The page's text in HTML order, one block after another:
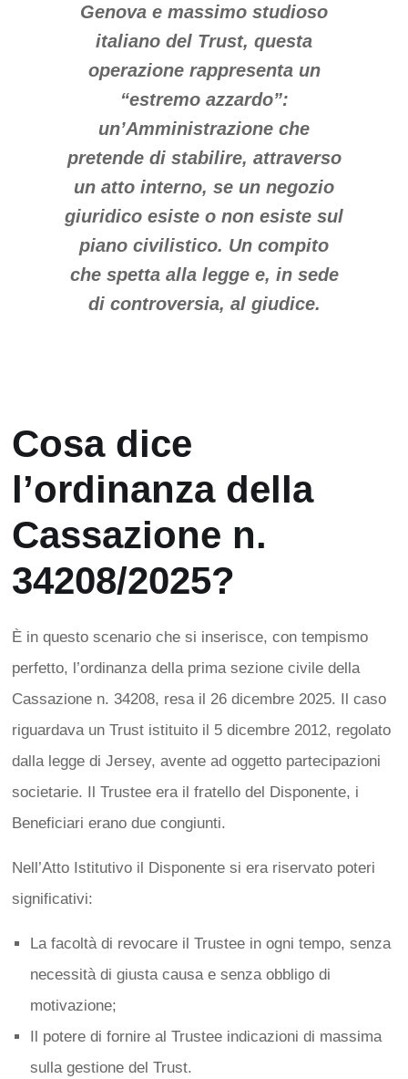
Genova e massimo studioso
italiano del Trust, questa
operazione rappresenta un
“estremo azzardo”:
un’Amministrazione che
pretende di stabilire, attraverso
un atto interno, se un negozio
giuridico esiste o non esiste sul
piano civilistico. Un compito
che spetta alla legge e, in sede
di controversia, al giudice.
Cosa dice
l’ordinanza della
Cassazione n.
34208/2025?
È in questo scenario che si inserisce, con tempismo
perfetto, l’ordinanza della prima sezione civile della
Cassazione n. 34208, resa il 26 dicembre 2025. Il caso
riguardava un Trust istituito il 5 dicembre 2012, regolato
dalla legge di Jersey, avente ad oggetto partecipazioni
societarie. Il Trustee era il fratello del Disponente, i
Beneficiari erano due congiunti.
Nell’Atto Istitutivo il Disponente si era riservato poteri
significativi:
La facoltà di revocare il Trustee in ogni tempo, senza
necessità di giusta causa e senza obbligo di
motivazione;
Il potere di fornire al Trustee indicazioni di massima
sulla gestione del Trust.